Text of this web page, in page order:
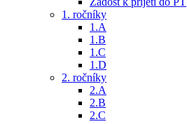
1. ročníky
1.A
1.B
1.C
1.D
2. ročníky
2.A
2.B
2.C